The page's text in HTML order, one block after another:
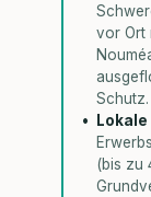
vor Ort
Schutz.
(bis zu